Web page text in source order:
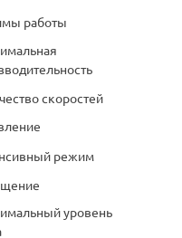
работы
скоростей
режим
уровень